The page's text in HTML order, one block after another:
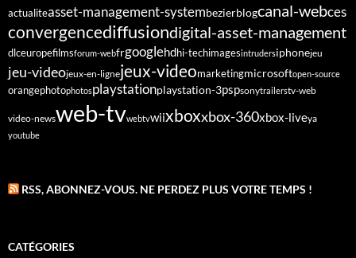
actualiteasset-management-systembezierblogcanal-webces
convergencediffusiondigital-asset-management
dlceuropefilmsforum-webfrgooglehdhi-techimagesintrudersiphonejeu
jeu-videojeux-en-lignejeux-videomarketingmicrosoftopen-source
orangephotophotosplaystationplaystation-3pspsonytrailerstv-web
video-newsweb-tvwebtvwiixboxxbox-360xbox-liveya
youtube
RSS, ABONNEZ-VOUS. NE PERDEZ PLUS VOTRE TEMPS !
CATÉGORIES